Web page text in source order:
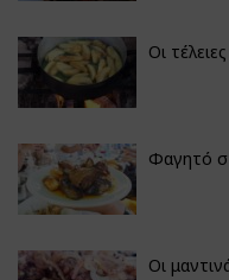
Οι
Φαγητό
Οι